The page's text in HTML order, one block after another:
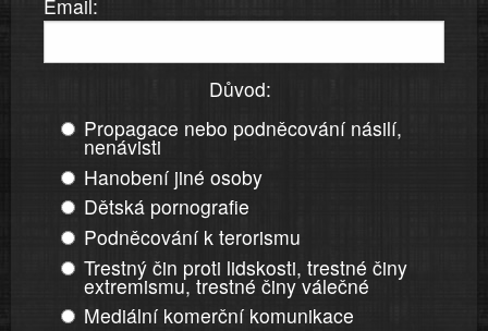
Email:
Důvod:
Propagace nebo podněcování násilí,
nenávisti
Hanobení jiné osoby
Dětská pornografie
Podněcování k terorismu
Trestný čin proti lidskosti, trestné činy
extremismu, trestné činy válečné
Mediální komerční komunikace